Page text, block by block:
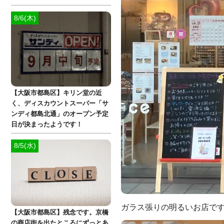
ガラス張りの明るいお店で
8/6(木)
【大阪市都島区】キリン堂の近
く、ディスカウントスーパー「サ
ンディ都島北通」のオープン予定
日が決まったようです！
8/5(水)
【大阪市都島区】残念です。京橋